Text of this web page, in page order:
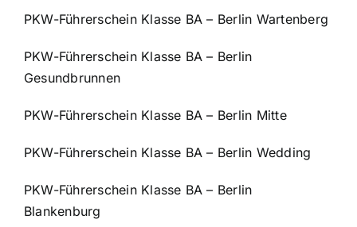
PKW-Führerschein Klasse BA – Berlin Wartenberg
PKW-Führerschein Klasse BA – Berlin
Gesundbrunnen
PKW-Führerschein Klasse BA – Berlin Mitte
PKW-Führerschein Klasse BA – Berlin Wedding
PKW-Führerschein Klasse BA – Berlin
Blankenburg